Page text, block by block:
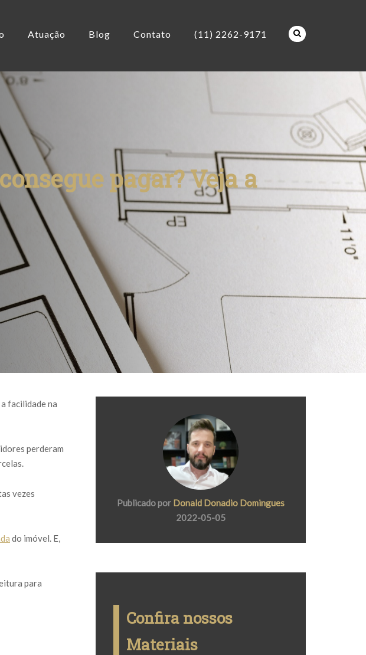
Atuação Blog Contato (11) 2262-9171
pagar? Veja a
facilidade na
perderam
vezes
do imóvel. E,
para
Publicado por Donald Donadio Domingues
2022-05-05
Confira nossos
Materiais